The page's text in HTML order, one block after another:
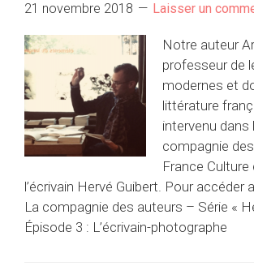
21 novembre 2018 Laisser un
Notre auteur
professeur de
modernes et
littérature
intervenu dans
compagnie
France
l’écrivain Hervé Guibert. Pour accéder
La compagnie des auteurs – Série «
Épisode 3 : L’écrivain-photographe